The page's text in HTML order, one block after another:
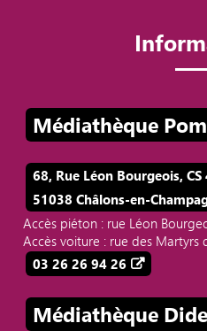
Médiathèque
68, Rue Léon Bourgeois, CS
51038 Châlons-en-
Accès piéton : rue Léon
Accès voiture : rue des Martyrs
03 26 26 94 26
Médiathèque